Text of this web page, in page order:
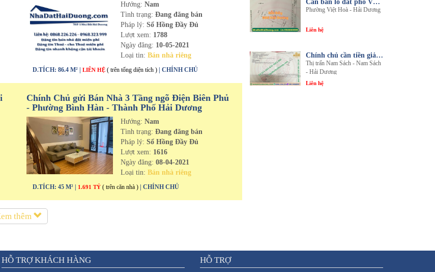
Hướng:Nam
Tình trạng:Đang đăng bán
Pháp lý: Sổ Hồng Đầy Đủ
Lượt xem: 1788
Ngày đăng: 10-05-2021
Loại tin:Bán nhà riêng
D.TÍCH: 86.4 M² | LIÊN HỆ ( trên tổng diện tích ) | CHÍNH CHỦ
Chính Chủ gửi Bán Nhà 3 Tầng ngõ Điện Biên Phủ
- Phường Bình Hàn - Thành Phố Hải Dương
Hướng:Nam
Tình trạng:Đang đăng bán
Pháp lý: Sổ Hồng Đầy Đủ
Lượt xem: 1616
Ngày đăng:08-04-2021
Loại tin:Bán nhà riêng
D.TÍCH: 45 M² | 1.691 TỶ ( trên căn nhà ) | CHÍNH CHỦ
thêm
Cần bán lô đất phố Văn, phường Việt Hòa, thành phố Hải Dương
Phường Việt Hoà - Hải Dương
Liên hệ
Chính chủ cần tiền giải quyết công việc bán gấp 1 trong 3 lô đất sổ đỏ chính chủ
Thị trấn Nam Sách - Nam Sách
- Hải Dương
Liên hệ
HỖ TRỢ KHÁCH HÀNG HỖ TRỢ